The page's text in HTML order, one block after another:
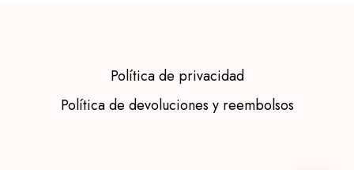
Política de privacidad
Política de devoluciones y reembolsos